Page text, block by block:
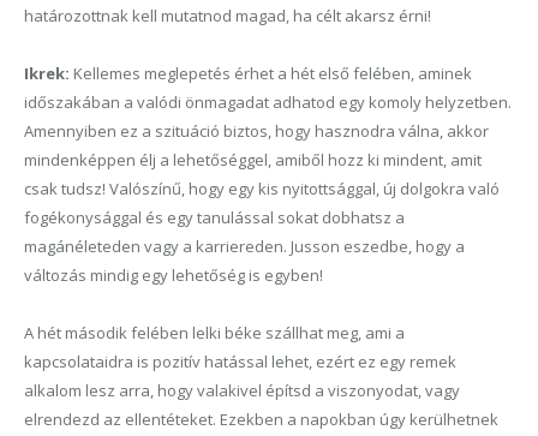
határozottnak kell mutatnod magad, ha célt akarsz érni!
Ikrek: Kellemes meglepetés érhet a hét első felében, aminek
időszakában a valódi önmagadat adhatod egy komoly helyzetben.
Amennyiben ez a szituáció biztos, hogy hasznodra válna, akkor
mindenképpen élj a lehetőséggel, amiből hozz ki mindent, amit
csak tudsz! Valószínű, hogy egy kis nyitottsággal, új dolgokra való
fogékonysággal és egy tanulással sokat dobhatsz a
magánéleteden vagy a karriereden. Jusson eszedbe, hogy a
változás mindig egy lehetőség is egyben!
A hét második felében lelki béke szállhat meg, ami a
kapcsolataidra is pozitív hatással lehet, ezért ez egy remek
alkalom lesz arra, hogy valakivel építsd a viszonyodat, vagy
elrendezd az ellentéteket. Ezekben a napokban úgy kerülhetnek